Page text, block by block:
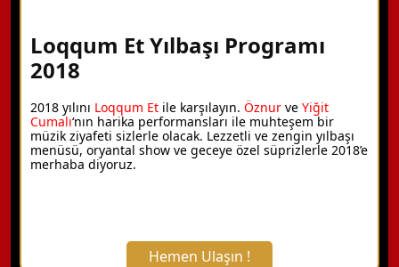
Loqqum Et Yılbaşı Programı
2018
2018 yılını Loqqum Et ile karşılayın. Öznur ve Yiğit
Cumalı‘nın harika performansları ile muhteşem bir
müzik ziyafeti sizlerle olacak. Lezzetli ve zengin yılbaşı
menüsü, oryantal show ve geceye özel süprizlerle 2018’e
merhaba diyoruz.
Hemen Ulaşın !